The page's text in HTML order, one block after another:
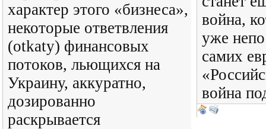
характер этого «бизнеса»,
некоторые ответвления
(otkaty) финансовых
потоков, льющихся на
Украину, аккуратно,
дозированно
раскрывается
война,
уже
самих
война